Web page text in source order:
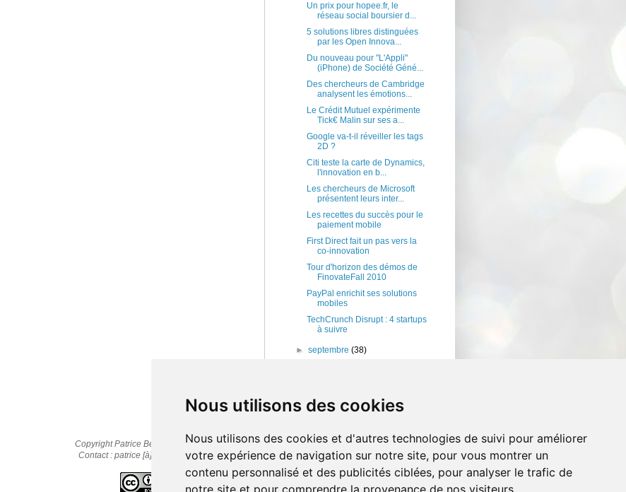
Nous utilisons des cookies
Nous utilisons des cookies et d'autres technologies de suivi pour améliorer
votre expérience de navigation sur notre site, pour vous montrer un
contenu personnalisé et des publicités ciblées, pour analyser le trafic de
notre site et pour comprendre la provenance de nos visiteurs.
Un prix pour hopee.fr, le
réseau social boursier d...
5 solutions libres distinguées
par les Open Innova...
Du nouveau pour "L'Appli"
(iPhone) de Société Géné...
Des chercheurs de Cambridge
analysent les émotions...
Le Crédit Mutuel expérimente
Tick€ Malin sur ses a...
Google va-t-il réveiller les tags
2D ?
Citi teste la carte de Dynamics,
l'innovation en b...
Les chercheurs de Microsoft
présentent leurs inter...
Les recettes du succès pour le
paiement mobile
First Direct fait un pas vers la
co-innovation
Tour d'horizon des démos de
FinovateFall 2010
PayPal enrichit ses solutions
mobiles
TechCrunch Disrupt : 4 startups
à suivre
►septembre(38)
Copyright Patrice Bernard © 2010-2025
Contact : patrice [à] cestpasmonidee.fr